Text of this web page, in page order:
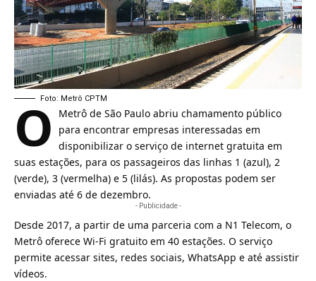
Foto: Metrô CPTM
O Metrô de São Paulo abriu chamamento público
para encontrar empresas interessadas em
disponibilizar o serviço de internet gratuita em
suas estações, para os passageiros das linhas 1 (azul), 2
(verde), 3 (vermelha) e 5 (lilás). As propostas podem ser
enviadas até 6 de dezembro.
- Publicidade -
Desde 2017, a partir de uma parceria com a N1 Telecom, o
Metrô oferece Wi-Fi gratuito em 40 estações. O serviço
permite acessar sites, redes sociais, WhatsApp e até assistir
vídeos.